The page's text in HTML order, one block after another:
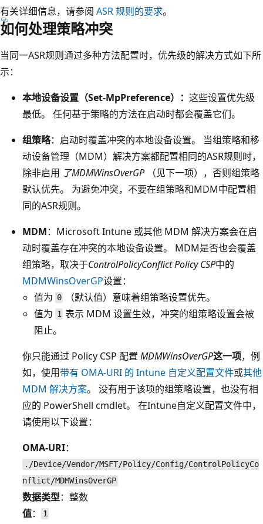
有关详细信息，请参阅 ASR 规则的要求。
如何处理策略冲突
当同一ASR规则通过多种方法配置时，优先级的解决方式如下所
示：
本地设备设置（Set-MpPreference）： 这些设置优先级
最低。 任何基于策略的方法在启动时都会覆盖它们。
组策略：启动时覆盖冲突的本地设备设置。 当组策略和移
动设备管理（MDM）解决方案都配置相同的ASR规则时，
除非启用 了MDMWinsOverGP （见下一项），否则组策略
默认优先。 为避免冲突，不要在组策略和MDM中配置相
同的ASR规则。
MDM：Microsoft Intune 或其他 MDM 解决方案会在启
动时覆盖存在冲突的本地设备设置。 MDM是否也会覆盖
组策略，取决于ControlPolicyConflict Policy CSP中的
MDMWinsOverGP设置：
值为 0
（默认值）意味着组策略设置优先。
值为 1 表示 MDM 设置生效，冲突的组策略设置会被
阻止。
你只能通过 Policy CSP 配置 MDMWinsOverGP这一项，例
如，使用带有 OMA-URI 的 Intune 自定义配置文件或其他
MDM 解决方案。 没有用于该项的组策略设置，也没有相
应的 PowerShell cmdlet。 在Intune自定义配置文件中，
请使用以下设置：
OMA-URI：
./Device/Vendor/MSFT/Policy/Config/ControlPolicyCo
nflict/MDMWinsOverGP
数据类型：整数
值： 1